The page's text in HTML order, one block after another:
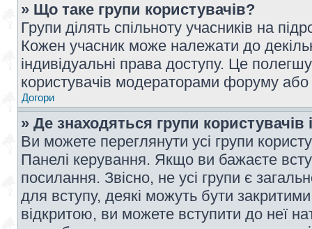
» Що таке групи користувачів?
Групи ділять спільноту учасників на
Кожен учасник може належати до
індивідуальні права доступу. Це
користувачів модераторами форуму
Догори
» Де знаходяться групи користувачів
Ви можете переглянути усі групи
Панелі керування. Якщо ви бажаєте
посилання. Звісно, не усі групи є
для вступу, деякі можуть бути
відкритою, ви можете вступити до неї